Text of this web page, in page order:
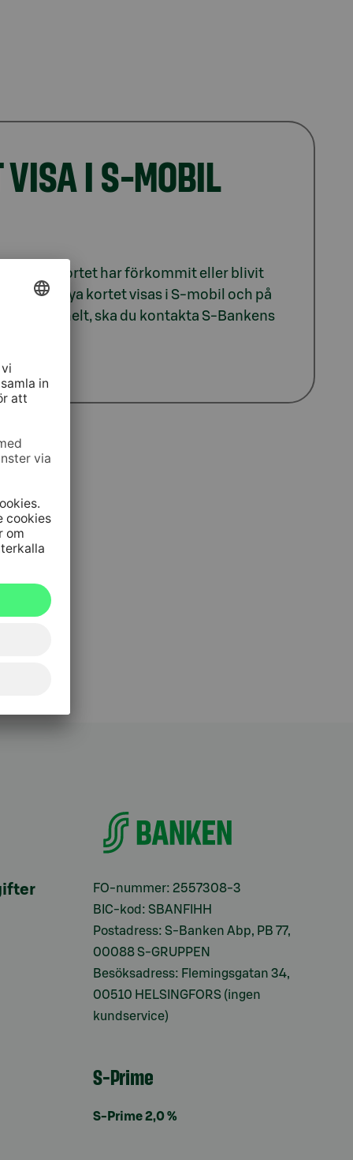
VISA I S-MOBIL
om kortet har förkommit eller blivit
Det nya kortet visas i S-mobil och på
helt, ska du kontakta S-Bankens
FO-nummer: 2557308-3
BIC-kod: SBANFIHH
Postadress: S-Banken Abp, PB 77,
00088 S-GRUPPEN
Besöksadress: Flemingsgatan 34,
00510 HELSINGFORS (ingen
kundservice)
S-Prime
S-Prime 2,0 %